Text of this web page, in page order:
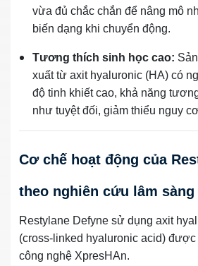
vừa đủ chắc chắn để nâng mô
biến dạng khi chuyển động.
Tương thích sinh học cao:
xuất từ axit hyaluronic (HA) có
độ tinh khiết cao, khả năng
như tuyệt đối, giảm thiểu nguy
Cơ chế hoạt động của
theo nghiên cứu lâm sàng
Restylane Defyne sử dụng axit
(cross-linked hyaluronic acid)
công nghệ XpresHAn.